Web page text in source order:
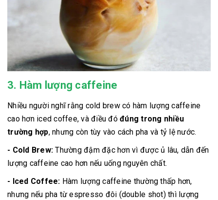
3. Hàm lượng caffeine
Nhiều người nghĩ rằng cold brew có hàm lượng caffeine
cao hơn iced coffee, và điều đó đúng trong nhiều
trường hợp, nhưng còn tùy vào cách pha và tỷ lệ nước.
- Cold Brew: Thường đậm đặc hơn vì được ủ lâu, dẫn đến
lượng caffeine cao hơn nếu uống nguyên chất.
- Iced Coffee: Hàm lượng caffeine thường thấp hơn,
nhưng nếu pha từ espresso đôi (double shot) thì lượng